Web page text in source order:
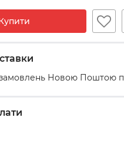
Новою Поштою